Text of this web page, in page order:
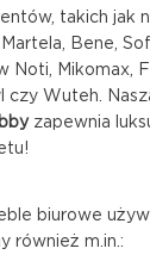
takich jak
Bene,
Noti, Mikomax,
czy Wuteh.
zapewnia
biurowe
również m.in.: